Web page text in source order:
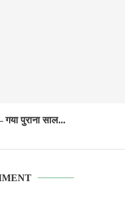
गया पुराना साल...